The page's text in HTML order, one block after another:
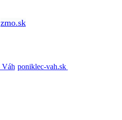
zmo.sk
poniklec-vah.sk